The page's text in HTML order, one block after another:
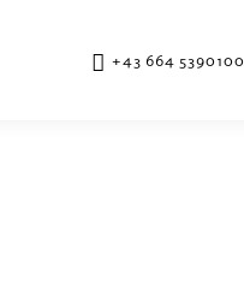
+43 664 5390100